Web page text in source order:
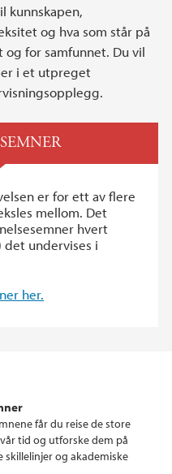
kunnskapen,
og hva som står på
for samfunnet. Du vil
i et utpreget
er for ett av flere
mellom. Det
hvert
det undervises i
her.
får du reise de store
tid og utforske dem på
skillelinjer og akademiske